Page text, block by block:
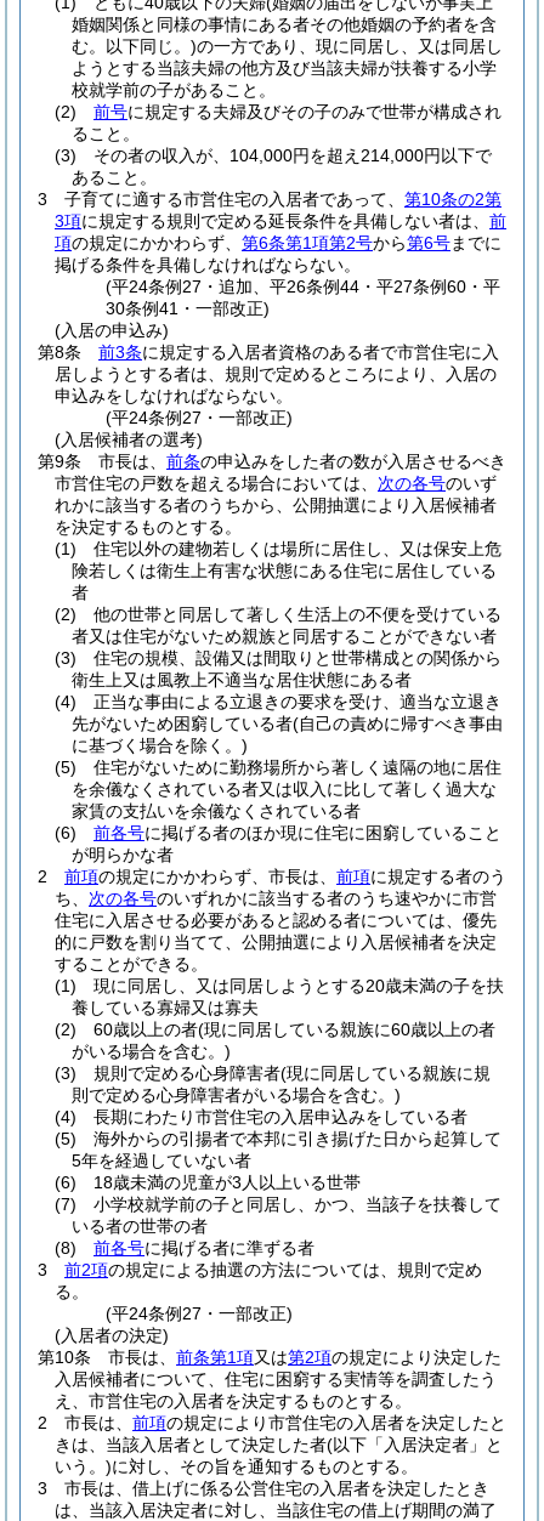
婚姻関係と同様の事情にある者その他婚姻の予約者を含
む。以下同じ。)の一方であり、現に同居し、又は同居し
ようとする当該夫婦の他方及び当該夫婦が扶養する小学
校就学前の子があること。
(2)
前号に規定する夫婦及びその子のみで世帯が構成され
ること。
(3)
その者の収入が、104,000円を超え214,000円以下で
あること。
3
子育てに適する市営住宅の入居者であって、 第10条の2第
3項に規定する規則で定める延長条件を具備しない者は、 前
項の規定にかかわらず、 第6条第1項第2号から第6号までに
掲げる条件を具備しなければならない。
(平24条例27・追加、平26条例44・平27条例60・平
30条例41・一部改正)
(入居の申込み)
第8条
前3条に規定する入居者資格のある者で市営住宅に入
居しようとする者は、規則で定めるところにより、入居の
申込みをしなければならない。
(平24条例27・一部改正)
(入居候補者の選考)
第9条
市長は、 前条の申込みをした者の数が入居させるべき
市営住宅の戸数を超える場合においては、 次の各号のいず
れかに該当する者のうちから、公開抽選により入居候補者
を決定するものとする。
(1)
住宅以外の建物若しくは場所に居住し、又は保安上危
険若しくは衛生上有害な状態にある住宅に居住している
者
(2)
他の世帯と同居して著しく生活上の不便を受けている
者又は住宅がないため親族と同居することができない者
(3)
住宅の規模、設備又は間取りと世帯構成との関係から
衛生上又は風教上不適当な居住状態にある者
(4)
正当な事由による立退きの要求を受け、適当な立退き
先がないため困窮している者(自己の責めに帰すべき事由
に基づく場合を除く。)
(5)
住宅がないために勤務場所から著しく遠隔の地に居住
を余儀なくされている者又は収入に比して著しく過大な
家賃の支払いを余儀なくされている者
(6)
前各号に掲げる者のほか現に住宅に困窮していること
が明らかな者
2
前項の規定にかかわらず、市長は、 前項に規定する者のう
ち、 次の各号のいずれかに該当する者のうち速やかに市営
住宅に入居させる必要があると認める者については、優先
的に戸数を割り当てて、公開抽選により入居候補者を決定
することができる。
(1)
現に同居し、又は同居しようとする20歳未満の子を扶
養している寡婦又は寡夫
(2)
60歳以上の者(現に同居している親族に60歳以上の者
がいる場合を含む。)
(3)
規則で定める心身障害者(現に同居している親族に規
則で定める心身障害者がいる場合を含む。)
(4)
長期にわたり市営住宅の入居申込みをしている者
(5)
海外からの引揚者で本邦に引き揚げた日から起算して
5年を経過していない者
(6)
18歳未満の児童が3人以上いる世帯
(7)
小学校就学前の子と同居し、かつ、当該子を扶養して
いる者の世帯の者
(8)
前各号に掲げる者に準ずる者
3
前2項の規定による抽選の方法については、規則で定め
る。
(平24条例27・一部改正)
(入居者の決定)
第10条
市長は、 前条第1項又は第2項の規定により決定した
入居候補者について、住宅に困窮する実情等を調査したう
え、市営住宅の入居者を決定するものとする。
2
市長は、 前項の規定により市営住宅の入居者を決定したと
きは、当該入居者として決定した者(以下「入居決定者」と
いう。)に対し、その旨を通知するものとする。
3
市長は、借上げに係る公営住宅の入居者を決定したとき
は、当該入居決定者に対し、当該住宅の借上げ期間の満了